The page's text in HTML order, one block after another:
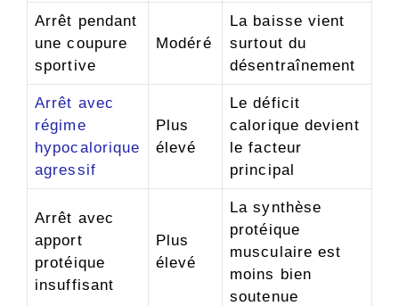
Arrêt pendant
une coupure
sportive
Modéré
La baisse vient
surtout du
désentraînement
Arrêt avec
régime
hypocalorique
agressif
Plus
élevé
Le déficit
calorique devient
le facteur
principal
Arrêt avec
apport
protéique
insuffisant
Plus
élevé
La synthèse
protéique
musculaire est
moins bien
soutenue